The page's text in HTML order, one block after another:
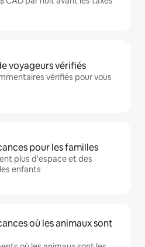
voyageurs vérifiés
vérifiés pour vous
pour les familles
plus d'espace et des
enfants
où les animaux sont